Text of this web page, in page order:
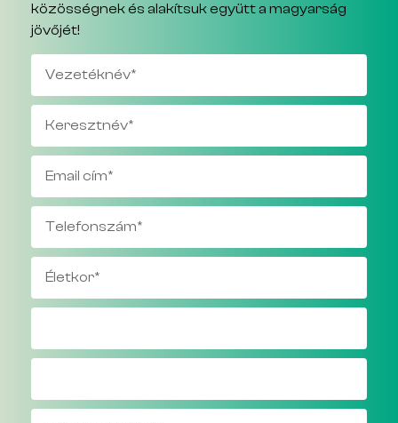
közösségnek és alakítsuk együtt a magyarság
jövőjét!